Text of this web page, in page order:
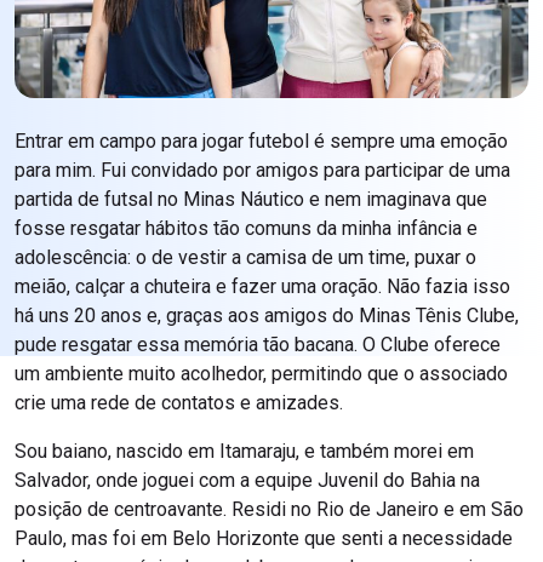
Entrar em campo para jogar futebol é sempre uma emoção
para mim. Fui convidado por amigos para participar de uma
partida de futsal no Minas Náutico e nem imaginava que
fosse resgatar hábitos tão comuns da minha infância e
adolescência: o de vestir a camisa de um time, puxar o
meião, calçar a chuteira e fazer uma oração. Não fazia isso
há uns 20 anos e, graças aos amigos do Minas Tênis Clube,
pude resgatar essa memória tão bacana. O Clube oferece
um ambiente muito acolhedor, permitindo que o associado
crie uma rede de contatos e amizades.
Sou baiano, nascido em Itamaraju, e também morei em
Salvador, onde joguei com a equipe Juvenil do Bahia na
posição de centroavante. Residi no Rio de Janeiro e em São
Paulo, mas foi em Belo Horizonte que senti a necessidade